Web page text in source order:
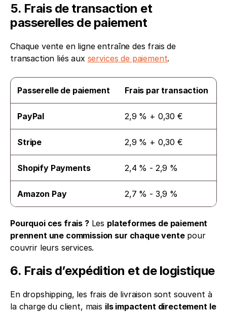
5. Frais de transaction et
passerelles de paiement
Chaque vente en ligne entraîne des frais de
transaction liés aux services de paiement.
Passerelle de paiement Frais par transaction
PayPal 2,9 % + 0,30 €
Stripe 2,9 % + 0,30 €
Shopify Payments 2,4 % - 2,9 %
Amazon Pay 2,7 % - 3,9 %
Pourquoi ces frais ? Les plateformes de paiement
prennent une commission sur chaque vente pour
couvrir leurs services.
6. Frais d’expédition et de logistique
En dropshipping, les frais de livraison sont souvent à
la charge du client, mais ils impactent directement le